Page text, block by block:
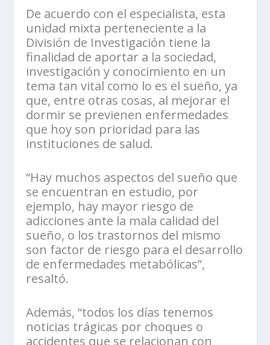
De acuerdo con el especialista, esta
unidad mixta perteneciente a la
División de Investigación tiene la
finalidad de aportar a la sociedad,
investigación y conocimiento en un
tema tan vital como lo es el sueño, ya
que, entre otras cosas, al mejorar el
dormir se previenen enfermedades
que hoy son prioridad para las
instituciones de salud.
“Hay muchos aspectos del sueño que
se encuentran en estudio, por
ejemplo, hay mayor riesgo de
adicciones ante la mala calidad del
sueño, o los trastornos del mismo
son factor de riesgo para el desarrollo
de enfermedades metabólicas”,
resaltó.
Además, “todos los días tenemos
noticias trágicas por choques o
accidentes que se relacionan con